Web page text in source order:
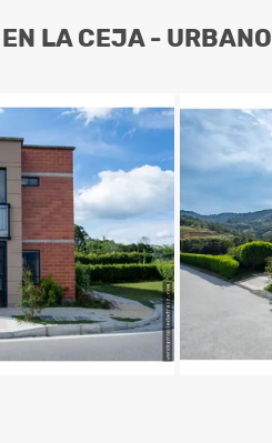
LA CEJA - URBANO